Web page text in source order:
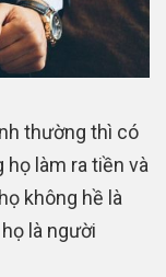
thường thì có
làm ra tiền và
không hề là
là người